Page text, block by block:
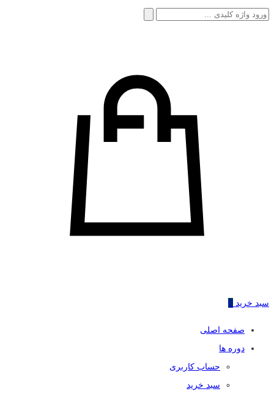
جستجو
سبد خرید 0
صفحه اصلی
دوره ها
حساب کاربری
سبد خرید